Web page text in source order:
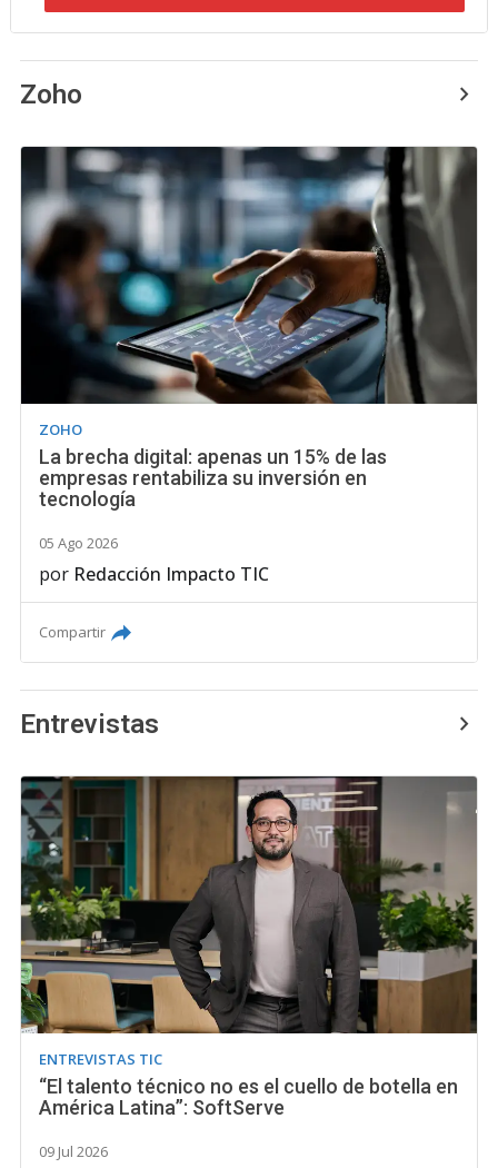
Zoho
ZOHO
La brecha digital: apenas un 15% de las
empresas rentabiliza su inversión en
tecnología
05 Ago 2026
por Redacción Impacto TIC
Compartir
Entrevistas
ENTREVISTAS TIC
“El talento técnico no es el cuello de botella en
América Latina”: SoftServe
09 Jul 2026